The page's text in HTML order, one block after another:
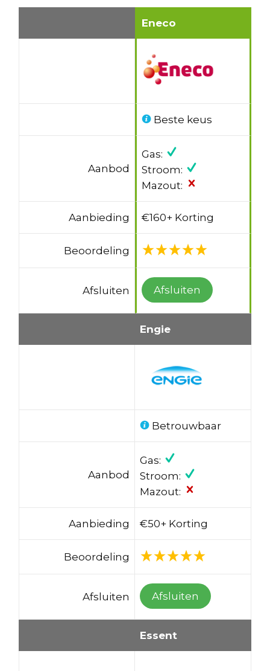
Eneco
Beste keus
Aanbod
Gas:
Stroom:
Mazout:
Aanbieding €160+ Korting
Beoordeling
Afsluiten Afsluiten
Engie
Betrouwbaar
Aanbod
Gas:
Stroom:
Mazout:
Aanbieding €50+ Korting
Beoordeling
Afsluiten Afsluiten
Essent